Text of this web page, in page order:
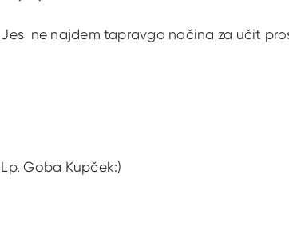
Jes ne najdem tapravga načina za učit
Lp. Goba Kupček:)